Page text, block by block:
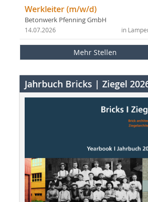
Werkleiter (m/w/d)
Betonwerk Pfenning GmbH
in
14.07.2026
Mehr Stellen
Jahrbuch Bricks | Ziegel